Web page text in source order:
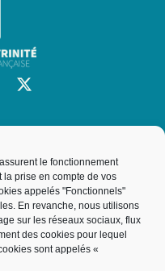
le fonctionnement
la prise en compte de vos
appelés "Fonctionnels"
En revanche, nous utilisons
sur les réseaux sociaux, flux
des cookies pour lequel
sont appelés «
La Trinité